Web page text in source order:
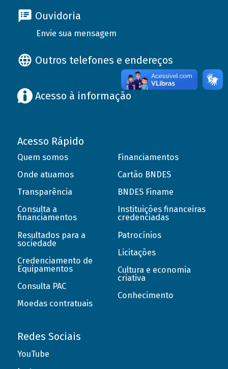
Ouvidoria
Envie sua mensagem
Outros telefones e endereços
Acesso à informação
Acesso Rápido
Quem somos
Onde atuamos
Transparência
Consulta a
financiamentos
Resultados para a
sociedade
Credenciamento de
Equipamentos
Consulta PAC
Moedas contratuais
Financiamentos
Cartão BNDES
BNDES Finame
Instituições financeiras
credenciadas
Patrocínios
Licitações
Cultura e economia
criativa
Conhecimento
Redes Sociais
YouTube